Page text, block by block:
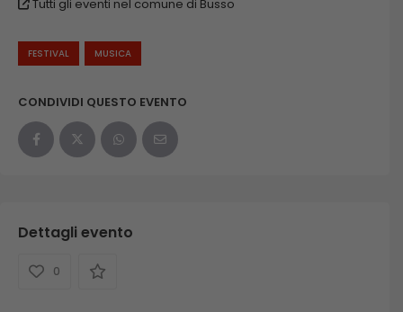
Tutti gli eventi nel comune di Busso
FESTIVAL MUSICA
CONDIVIDI QUESTO EVENTO
Dettagli evento
0